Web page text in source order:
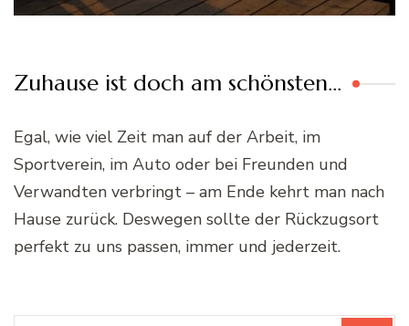
Zuhause ist doch am schönsten…
Egal, wie viel Zeit man auf der Arbeit, im
Sportverein, im Auto oder bei Freunden und
Verwandten verbringt – am Ende kehrt man nach
Hause zurück. Deswegen sollte der Rückzugsort
perfekt zu uns passen, immer und jederzeit.